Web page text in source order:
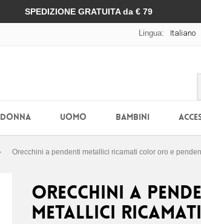
SPEDIZIONE GRATUITA da € 79
Lingua: Italiano
DONNA UOMO BAMBINI
Orecchini a pendenti metallici ricamati color oro e
Orecchini a
metallici